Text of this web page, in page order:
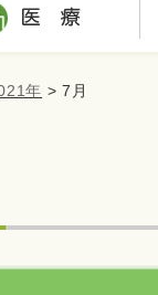
年 >7月